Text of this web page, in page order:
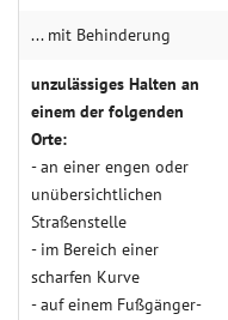
... mit Behin­derung
unzulässiges Halten an
einem der folgenden
Orte:
- an einer engen oder
un­über­sicht­lichen
Straßen­stelle
- im Bereich einer
scharfen Kurve
- auf einem Fuß­gänger­